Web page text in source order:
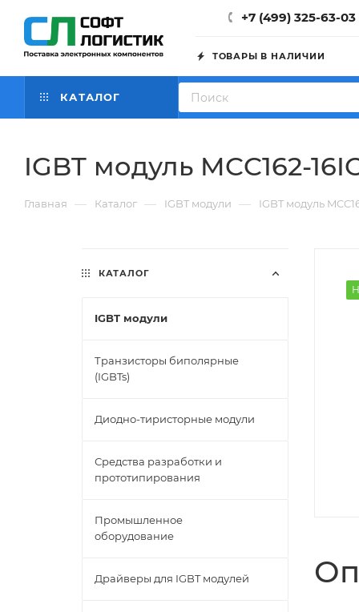
+7 (499) 325-63-03
ТОВАРЫ В НАЛИЧИИ
КАТАЛОГ
IGBT модуль MCC162-
Главная — Каталог — IGBT модули — IGBT модуль
КАТАЛОГ
IGBT модули
Транзисторы биполярные
(IGBTs)
Диодно-тиристорные модули
Средства разработки и
прототипирования
Промышленное
оборудование
Драйверы для IGBT модулей